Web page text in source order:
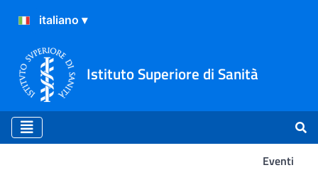
Istituto Superiore di Sanità
Eventi